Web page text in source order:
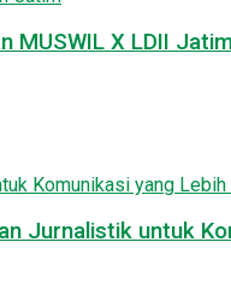
MUSWIL X LDII Jatim
Jurnalistik untuk